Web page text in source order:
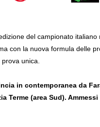
del campionato italiano
con la nuova formula delle
unica.
in contemporanea da
Terme (area Sud).